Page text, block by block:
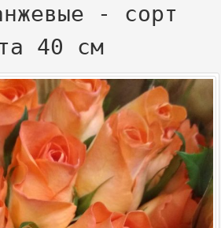
- сорт
40 см